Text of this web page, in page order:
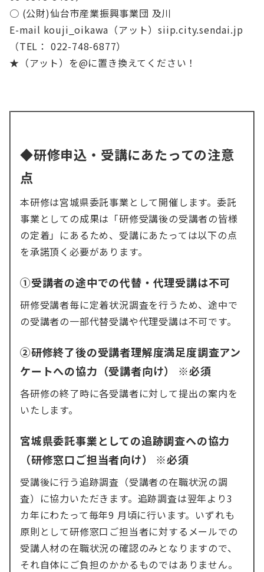
○ (公財)仙台市産業振興事業団 及川
E-mail kouji_oikawa（アット）siip.city.sendai.jp
（TEL： 022-748-6877）
★（アット）を@に置き換えてください！
◆研修申込・受講にあたっての注意
点
本研修は宮城県委託事業として開催します。委託
事業としての成果は「研修受講後の受講者の皆様
の定着」にあるため、受講にあたっては以下の点
を承諾頂く必要があります。
①受講者の途中での代替・代理受講は不可
研修受講者毎に定着状況調査を行うため、途中で
の受講者の一部代替受講や代理受講は不可です。
②研修終了後の受講者理解度満足度調査アン
ケートへの協力（受講者向け） ※必須
各研修の終了時に各受講者に対して提出の案内を
いたします。
宮城県委託事業としての追跡調査への協力
（研修窓口ご担当者向け） ※必須
受講後に行う追跡調査（受講者の在職状況の調
査）に協力いただきます。追跡調査は翌年より3
カ年にわたって毎年9 月頃に行います。いずれも
原則として研修窓口ご担当者に対するメールでの
受講人材の在職状況の確認のみとなりますので、
それ自体にご負担のかかるものではありません。